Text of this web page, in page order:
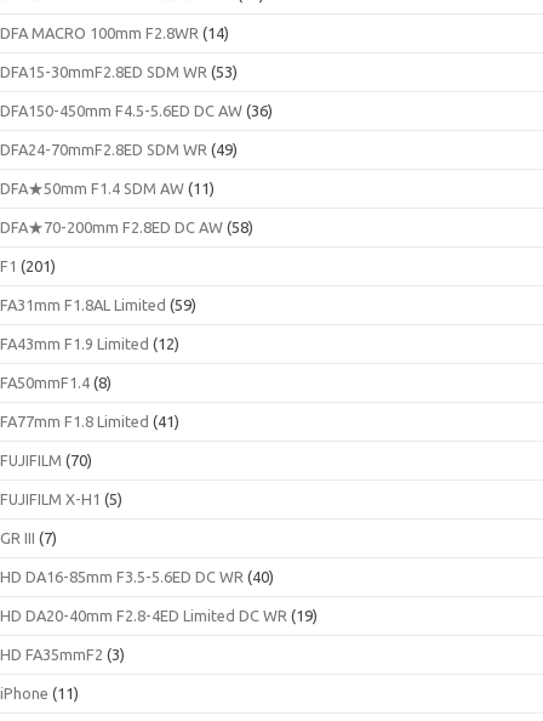
DFA MACRO 100mm F2.8WR (14)
DFA15-30mmF2.8ED SDM WR (53)
DFA150-450mm F4.5-5.6ED DC AW (36)
DFA24-70mmF2.8ED SDM WR (49)
DFA★50mm F1.4 SDM AW (11)
DFA★70-200mm F2.8ED DC AW (58)
F1 (201)
FA31mm F1.8AL Limited (59)
FA43mm F1.9 Limited (12)
FA50mmF1.4 (8)
FA77mm F1.8 Limited (41)
FUJIFILM (70)
FUJIFILM X-H1 (5)
GR III (7)
HD DA16-85mm F3.5-5.6ED DC WR (40)
HD DA20-40mm F2.8-4ED Limited DC WR (19)
HD FA35mmF2 (3)
iPhone (11)